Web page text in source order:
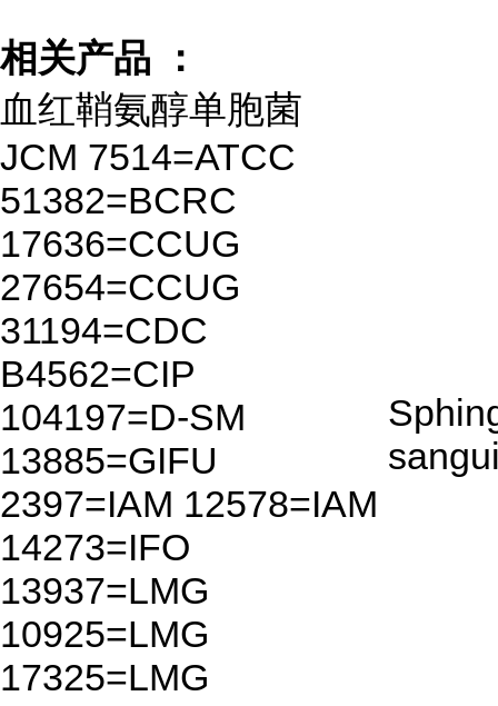
相关产品 ：
血红鞘氨醇单胞菌
JCM 7514=ATCC
51382=BCRC
17636=CCUG
27654=CCUG
31194=CDC
B4562=CIP
104197=D-SM
13885=GIFU
2397=IAM 12578=IAM
14273=IFO
13937=LMG
10925=LMG
17325=LMG